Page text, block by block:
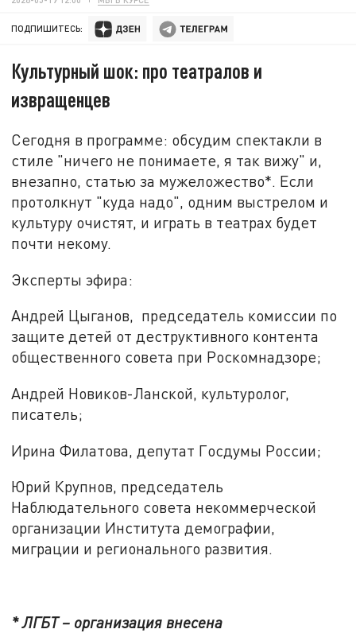
ПОДПИШИТЕСЬ:
Культурный шок: про театралов и
извращенцев
Сегодня в программе: обсудим спектакли в
стиле "ничего не понимаете, я так вижу" и,
внезапно, статью за мужеложество*. Если
протолкнут "куда надо", одним выстрелом и
культуру очистят, и играть в театрах будет
почти некому.
Эксперты эфира:
Андрей Цыганов, председатель комиссии по
защите детей от деструктивного контента
общественного совета при Роскомнадзоре;
Андрей Новиков-Ланской, культуролог,
писатель;
Ирина Филатова, депутат Госдумы России;
Юрий Крупнов, председатель
Наблюдательного совета некоммерческой
организации Института демографии,
миграции и регионального развития.
* ЛГБТ – организация внесена